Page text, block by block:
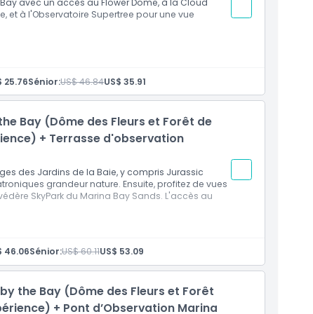
Fantasy
topiaires sur le thème de Disney
et de jardins fantastiques
avec un accès au Flower Dome, à la Cloud
et à l'Observatoire Supertree pour une vue
de la Cloud Forest
avec des dinosaures animatroniques
le Brachiosaure et le T-Rex
dinosaures
(9h00 – 16h00)
la silhouette de Singapour
à thème Disney et des sculptures topiaires
25.76Sénior:US$ 46.84US$ 35.91
Bay (Dôme des Fleurs et Forêt de
+ Terrasse d'observation
des Jardins de la Baie, y compris Jurassic
grandeur nature. Ensuite, profitez de vues
SkyPark du Marina Bay Sands. L'accès au
horaire sélectionnés
pendant la période de validité du bon
46.06Sénior:US$ 60.11US$ 53.09
the Bay (Dôme des Fleurs et Forêt
+ Pont d’Observation Marina